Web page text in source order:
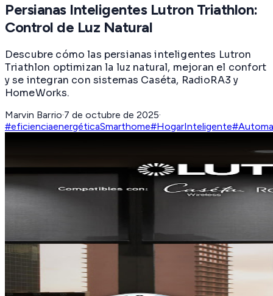
Persianas Inteligentes Lutron Triathlon:
Control de Luz Natural
Descubre cómo las persianas inteligentes Lutron
Triathlon optimizan la luz natural, mejoran el confort
y se integran con sistemas Caséta, RadioRA3 y
HomeWorks.
Marvin Barrio·7 de octubre de 2025·
#eficienciaenergéticaSmarthome#HogarInteligente